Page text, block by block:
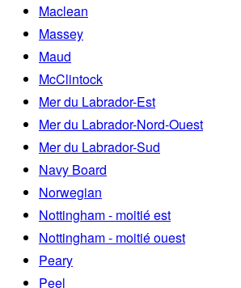
Maclean
Massey
Maud
McClintock
Mer du Labrador-Est
Mer du Labrador-Nord-Ouest
Mer du Labrador-Sud
Navy Board
Norwegian
Nottingham - moitié est
Nottingham - moitié ouest
Peary
Peel